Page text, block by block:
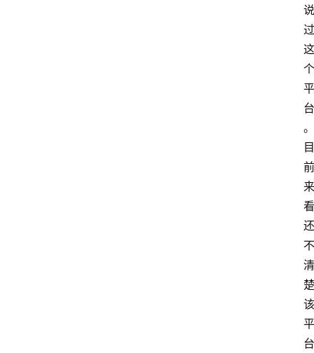
说
过
这
个
平
台
。
目
前
来
看
还
不
清
楚
该
平
台